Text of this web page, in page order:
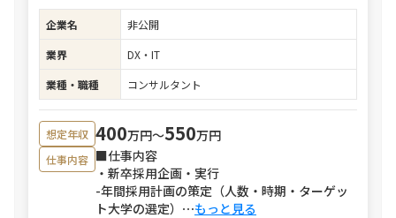
企業名
非公開
業界
DX・IT
業種・職種
コンサルタント
想定年収 400万円〜550万円
仕事内容 ■仕事内容
・新卒採用企画・実行
-年間採用計画の策定（人数・時期・ターゲッ
ト大学の選定） ⋯もっと見る